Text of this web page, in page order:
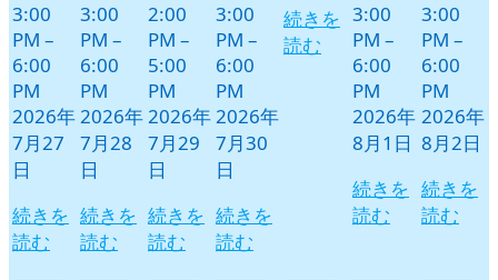
3:00
PM –
6:00
PM
2026年
7月27
日
続きを
読む
3:00
PM –
6:00
PM
2026年
7月28
日
続きを
読む
2:00
PM –
5:00
PM
2026年
7月29
日
続きを
読む
3:00
PM –
6:00
PM
2026年
7月30
日
続きを
読む
続きを
読む
3:00
PM –
6:00
PM
2026年
8月1日
続きを
読む
3:00
PM –
6:00
PM
2026年
8月2日
続きを
読む